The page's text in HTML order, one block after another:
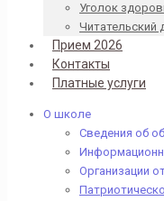
Уголок
Читательский
Прием 2026
Контакты
Платные услуги
О школе
Сведения об
Организации